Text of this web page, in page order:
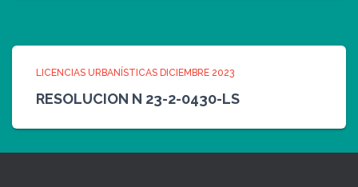
LICENCIAS URBANÍSTICAS DICIEMBRE 2023
RESOLUCION N 23-2-0430-LS